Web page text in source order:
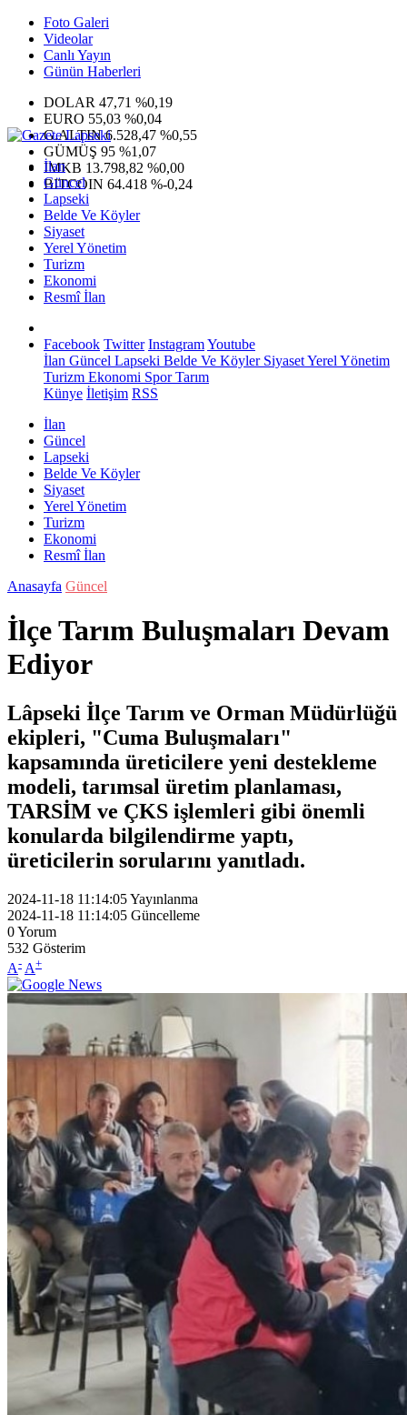
Foto Galeri
Videolar
Canlı Yayın
Günün Haberleri
DOLAR 47,71 %0,19
EURO 55,03 %0,04
G.ALTIN6.528,47 %0,55
GÜMÜŞ 95 %1,07
IMKB 13.798,82 %0,00
BITCOIN 64.418 %-0,24
İlan
Güncel
Lapseki
Belde Ve Köyler
Siyaset
Yerel Yönetim
Turizm
Ekonomi
Resmî İlan
Facebook Twitter InstagramYoutube
İlan Güncel Lapseki Belde Ve KöylerSiyasetYerel Yönetim
Turizm Ekonomi SporTarım
Künye İletişim RSS
İlan
Güncel
Lapseki
Belde Ve Köyler
Siyaset
Yerel Yönetim
Turizm
Ekonomi
Resmî İlan
Anasayfa Güncel
İlçe Tarım Buluşmaları Devam
Ediyor
Lâpseki İlçe Tarım ve Orman Müdürlüğü
ekipleri, "Cuma Buluşmaları"
kapsamında üreticilere yeni destekleme
modeli, tarımsal üretim planlaması,
TARSİM ve ÇKS işlemleri gibi önemli
konularda bilgilendirme yaptı,
üreticilerin sorularını yanıtladı.
2024-11-18 11:14:05Yayınlanma
2024-11-18 11:14:05 Güncelleme
0Yorum
532 Gösterim
A- A+